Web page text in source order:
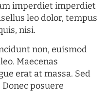
imperdiet imperdiet
leo dolor, tempus
nisi.
non, euismod
Maecenas
erat at massa. Sed
posuere